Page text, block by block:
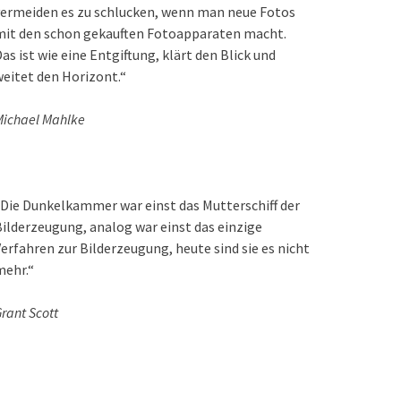
es zu schlucken, wenn man neue Fotos
den schon gekauften Fotoapparaten macht.
ist wie eine Entgiftung, klärt den Blick und
den Horizont.“
Mahlke
Dunkelkammer war einst das Mutterschiff der
analog war einst das einzige
zur Bilderzeugung, heute sind sie es nicht
Scott